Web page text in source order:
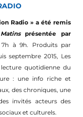
Radio » a été remis
présentée par
à 9h. Produits par
septembre 2015, Les
quotidienne du
: une info riche et
des chroniques, une
invités acteurs des
et culturels.